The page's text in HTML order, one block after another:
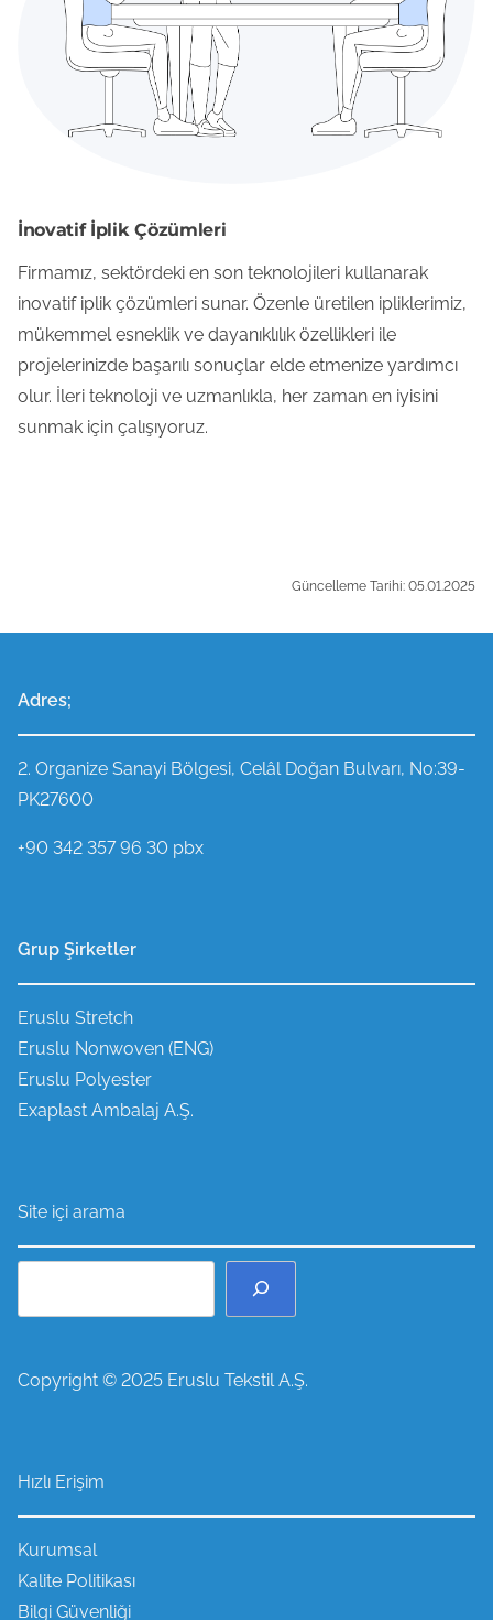
İnovatif İplik Çözümleri
Firmamız, sektördeki en son teknolojileri kullanarak
inovatif iplik çözümleri sunar. Özenle üretilen ipliklerimiz,
mükemmel esneklik ve dayanıklılık özellikleri ile
projelerinizde başarılı sonuçlar elde etmenize yardımcı
olur. İleri teknoloji ve uzmanlıkla, her zaman en iyisini
sunmak için çalışıyoruz.
Güncelleme Tarihi: 05.01.2025
Adres;
2. Organize Sanayi Bölgesi, Celâl Doğan Bulvarı, No:39-
PK27600
+90 342 357 96 30 pbx
Grup Şirketler
Eruslu Stretch
Eruslu Nonwoven (ENG)
Eruslu Polyester
Exaplast Ambalaj A.Ş.
Site içi arama
Copyright © 2025 Eruslu Tekstil A.Ş.
Hızlı Erişim
Kurumsal
Kalite Politikası
Bilgi Güvenliği